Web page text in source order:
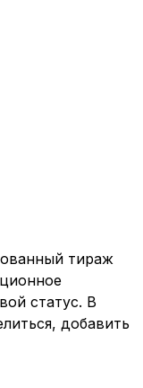
тираж
статус. В
добавить